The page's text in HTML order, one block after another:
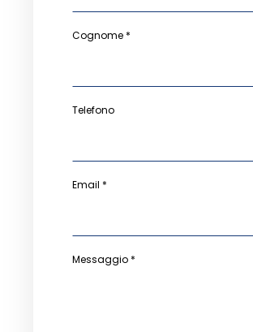
Cognome *
Telefono
Email *
Messaggio *